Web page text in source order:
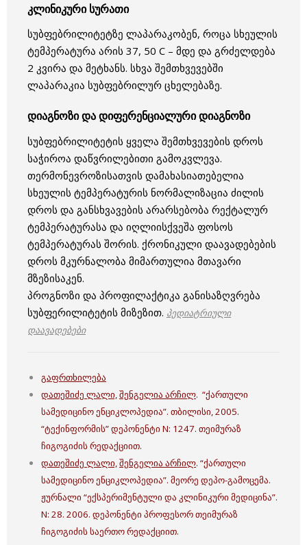
კლინიკური სურათი
სუბფებრილიტეტზე ლაპარაკობენ, როცა სხეულის
ტემპერატურა არის 37, 50 C – მდე და გრძელდება
2 კვირა და მეტხანს. სხვა შემთხვევებში
ლაპარაკია სუბფებრილურ ცხელებაზე.
დიაგნოზი და დიფერენციალური დიაგნოზი
სუბფებრილიტეტის ყველა შემთხვევების დროს
საჭიროა დაწვრილებითი გამოკვლევა.
თერმონევროზისათვის დამახასიათებელია
სხეულის ტემპერატურის ნორმალიზაცია ძილის
დროს და განსხვავების არარსებობა რექტალურ
ტემპერატურასა და იღლიისქვეშა ფოსოს
ტემპერატურას შორის. ქრონიკული დაავადებების
დროს მკურნალობა მიმართულია მთავარი
მზეზისაკენ.
პროგნოზი და პროფილაქტიკა განისაზღვრება
სუბფერილიტეტის მიზეზით. პედიატრიული
დაავადებები
გაფრთხილება
დათეშიძე ლალი,შენგელია არჩილ. “ქართული
სამედიცინო ენციკლოპედია”. თბილისი, 2005.
“ტექინფორმის” დეპონენტი N: 1247. თეიმურაზ
ჩიგოგიძის რედაქციით.
დათეშიძე ლალი,შენგელია არჩილ. “ქართული
სამედიცინო ენციკლოპედია”. მეორე დეპო-გამოცემა.
ჟურნალი “ექსპერიმენტული და კლინიკური მედიცინა”.
N: 28. 2006. დეპონენტი პროფესორ თეიმურაზ
ჩიგოგიძის საერთო რედაქციით.